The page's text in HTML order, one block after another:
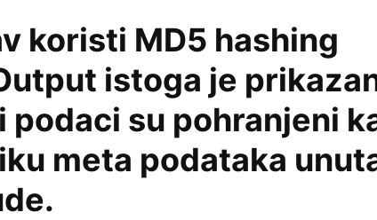
koristi MD5 hashing
istoga je
podaci su pohranjeni
meta podataka